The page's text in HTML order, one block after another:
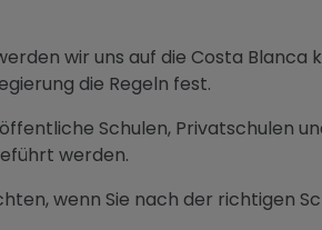
wir uns auf die Costa
die Regeln fest.
Schulen, Privatschulen
werden.
wenn Sie nach der richtigen